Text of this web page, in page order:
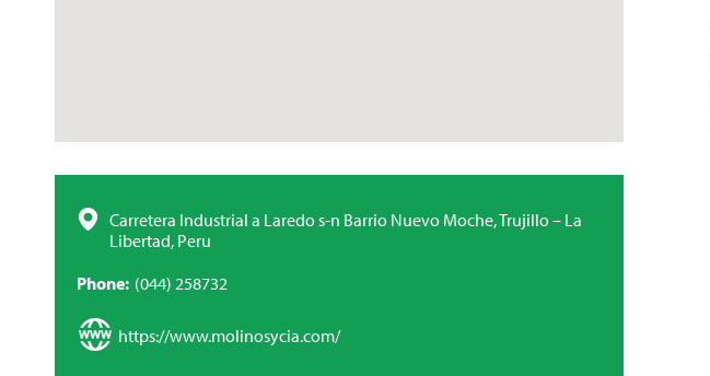
Carretera Industrial a Laredo s-n Barrio Nuevo Moche, Trujillo – La
Libertad, Peru
Phone (044) 258732
https://www.molinosycia.com/